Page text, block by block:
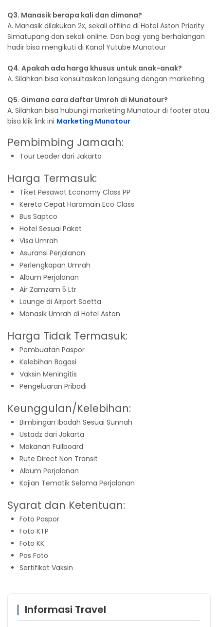
Q3. Manasik berapa kali dan dimana?
A. Manasik dilakukan 2x, sekali offline di Hotel Aston Priority
Simatupang dan sekali online. Dan bagi yang berhalangan
hadir bisa mengikuti di Kanal Yutube Munatour
Q4. Apakah ada harga khusus untuk anak-anak?
A. Silahkan bisa konsultasikan langsung dengan marketing
Q5. Gimana cara daftar Umroh di Munatour?
A. Silahkan bisa hubungi marketing Munatour di footer atau
bisa klik link ini Marketing Munatour
Pembimbing Jamaah:
Tour Leader dari Jakarta
Harga Termasuk:
Tiket Pesawat Economy Class PP
Kereta Cepat Haramain Eco Class
Bus Saptco
Hotel Sesuai Paket
Visa Umrah
Asuransi Perjalanan
Perlengkapan Umrah
Album Perjalanan
Air Zamzam 5 Ltr
Lounge di Airport Soetta
Manasik Umrah di Hotel Aston
Harga Tidak Termasuk:
Pembuatan Paspor
Kelebihan Bagasi
Vaksin Meningitis
Pengeluaran Pribadi
Keunggulan/Kelebihan:
Bimbingan Ibadah Sesuai Sunnah
Ustadz dari Jakarta
Makanan Fullboard
Rute Direct Non Transit
Album Perjalanan
Kajian Tematik Selama Perjalanan
Syarat dan Ketentuan:
Foto Paspor
Foto KTP
Foto KK
Pas Foto
Sertifikat Vaksin
Informasi Travel